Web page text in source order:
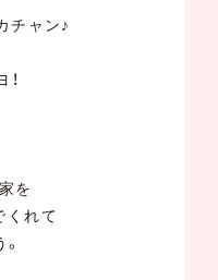
チャン♪
を
くれて